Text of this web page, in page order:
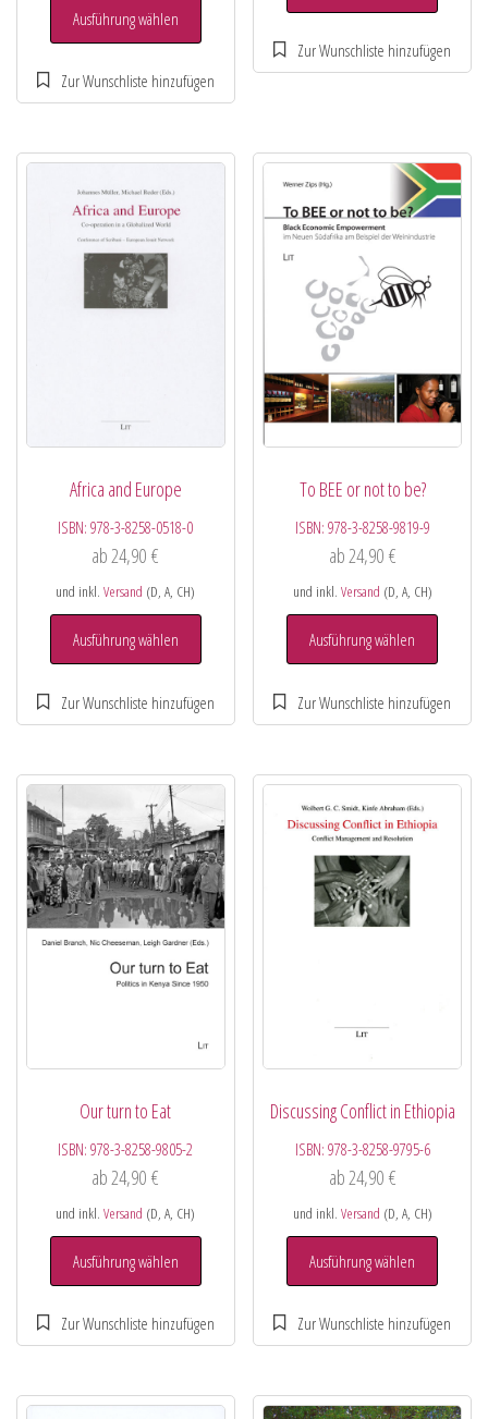
Ausführung wählen
Africa and Europe
ISBN:978-3-8258-0518-0
ab24,90€
und inkl.Versand (D, A, CH)
Ausführung wählen
To BEE or not to be?
ISBN: 978-3-8258-9819-9
ab24,90 €
und inkl. Versand (D, A, CH)
Ausführung wählen
Our turn to Eat
ISBN:978-3-8258-9805-2
ab 24,90€
und inkl.Versand (D, A, CH)
Ausführung wählen
Discussing Conflict in Ethiopia
ISBN: 978-3-8258-9795-6
ab 24,90 €
und inkl. Versand (D, A, CH)
Ausführung wählen